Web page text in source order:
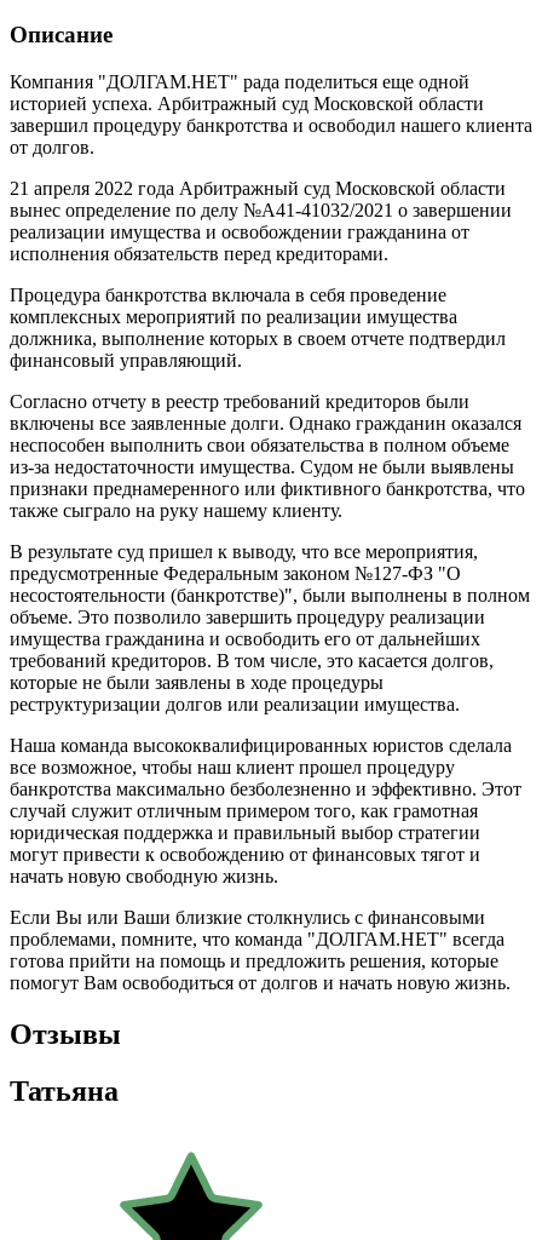
Описание
Компания "ДОЛГАМ.НЕТ" рада поделиться еще одной
историей успеха. Арбитражный суд Московской области
завершил процедуру банкротства и освободил нашего клиента
от долгов.
21 апреля 2022 года Арбитражный суд Московской области
вынес определение по делу №А41-41032/2021 о завершении
реализации имущества и освобождении гражданина от
исполнения обязательств перед кредиторами.
Процедура банкротства включала в себя проведение
комплексных мероприятий по реализации имущества
должника, выполнение которых в своем отчете подтвердил
финансовый управляющий.
Согласно отчету в реестр требований кредиторов были
включены все заявленные долги. Однако гражданин оказался
неспособен выполнить свои обязательства в полном объеме
из-за недостаточности имущества. Судом не были выявлены
признаки преднамеренного или фиктивного банкротства, что
также сыграло на руку нашему клиенту.
В результате суд пришел к выводу, что все мероприятия,
предусмотренные Федеральным законом №127-ФЗ "О
несостоятельности (банкротстве)", были выполнены в полном
объеме. Это позволило завершить процедуру реализации
имущества гражданина и освободить его от дальнейших
требований кредиторов. В том числе, это касается долгов,
которые не были заявлены в ходе процедуры
реструктуризации долгов или реализации имущества.
Наша команда высококвалифицированных юристов сделала
все возможное, чтобы наш клиент прошел процедуру
банкротства максимально безболезненно и эффективно. Этот
случай служит отличным примером того, как грамотная
юридическая поддержка и правильный выбор стратегии
могут привести к освобождению от финансовых тягот и
начать новую свободную жизнь.
Если Вы или Ваши близкие столкнулись с финансовыми
проблемами, помните, что команда "ДОЛГАМ.НЕТ" всегда
готова прийти на помощь и предложить решения, которые
помогут Вам освободиться от долгов и начать новую жизнь.
Отзывы
Татьяна